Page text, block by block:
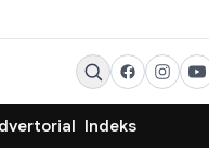
Indeks